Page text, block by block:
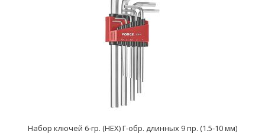
Ключи 6-гранные (HEX) Г-образные длинные (10 шт): 1.27; 1.5; 2;
2.5; 3; 4; 5; 6; 8;&n..
Набор ключей 6-гр. (HEX) Г-обр. длинных 9 пр. (1.5-10 мм)